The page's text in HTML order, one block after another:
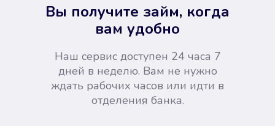
Вы получите займ, когда
вам удобно
Наш сервис доступен 24 часа 7
дней в неделю. Вам не нужно
ждать рабочих часов или идти в
отделения банка.